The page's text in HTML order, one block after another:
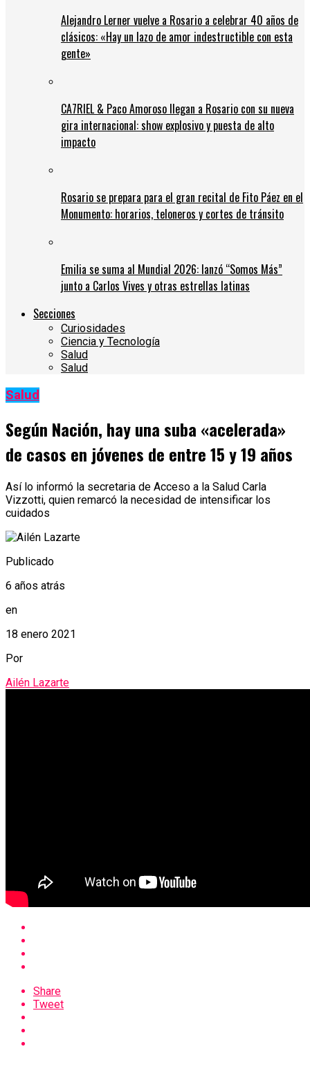
Alejandro Lerner vuelve a Rosario a celebrar 40 años de
clásicos: «Hay un lazo de amor indestructible con esta
gente»
CA7RIEL & Paco Amoroso llegan a Rosario con su nueva
gira internacional: show explosivo y puesta de alto
impacto
Rosario se prepara para el gran recital de Fito Páez en el
Monumento: horarios, teloneros y cortes de tránsito
Emilia se suma al Mundial 2026: lanzó “Somos Más”
junto a Carlos Vives y otras estrellas latinas
Secciones
Curiosidades
Ciencia y Tecnología
Salud
Salud
Salud
Según Nación, hay una suba «acelerada»
de casos en jóvenes de entre 15 y 19 años
Así lo informó la secretaria de Acceso a la Salud Carla
Vizzotti, quien remarcó la necesidad de intensificar los
cuidados
Publicado
6 años atrás
en
18 enero 2021
Por
Ailén Lazarte
Share
Tweet